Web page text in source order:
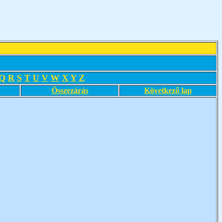
R S T U V W X Y Z
Összezárás Következő lap